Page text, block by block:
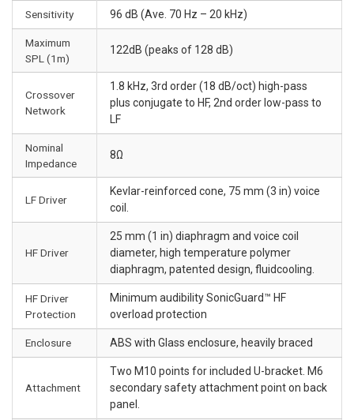
Sensitivity 96 dB (Ave. 70 Hz – 20 kHz)
Maximum
SPL (1m)
122dB (peaks of 128 dB)
Crossover
Network
1.8 kHz, 3rd order (18 dB/oct) high-pass
plus conjugate to HF, 2nd order low-pass to
LF
Nominal
Impedance
8Ω
LF Driver
Kevlar-reinforced cone, 75 mm (3 in) voice
coil.
HF Driver
25 mm (1 in) diaphragm and voice coil
diameter, high temperature polymer
diaphragm, patented design, fluidcooling.
HF Driver
Protection
Minimum audibility SonicGuard™ HF
overload protection
Enclosure ABS with Glass enclosure, heavily braced
Attachment
Two M10 points for included U-bracket. M6
secondary safety attachment point on back
panel.